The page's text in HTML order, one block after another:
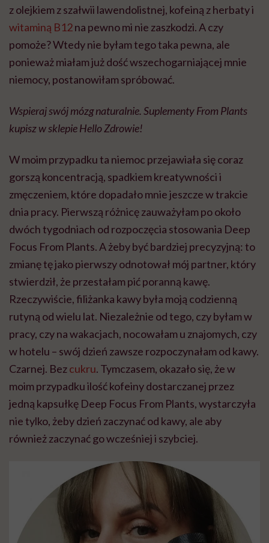
z olejkiem z szałwii lawendolistnej, kofeiną z herbaty i
witaminą B12na pewno mi nie zaszkodzi. A czy
pomoże? Wtedy nie byłam tego taka pewna, ale
ponieważ miałam już dość wszechogarniającej mnie
niemocy, postanowiłam spróbować.
Wspieraj swój mózg naturalnie. Suplementy From Plants
kupisz w sklepie Hello Zdrowie!
W moim przypadku ta niemoc przejawiała się coraz
gorszą koncentracją, spadkiem kreatywności i
zmęczeniem, które dopadało mnie jeszcze w trakcie
dnia pracy. Pierwszą różnicę zauważyłam po około
dwóch tygodniach od rozpoczęcia stosowania Deep
Focus From Plants. A żeby być bardziej precyzyjną: to
zmianę tę jako pierwszy odnotował mój partner, który
stwierdził, że przestałam pić poranną kawę.
Rzeczywiście, filiżanka kawy była moją codzienną
rutyną od wielu lat. Niezależnie od tego, czy byłam w
pracy, czy na wakacjach, nocowałam u znajomych, czy
w hotelu – swój dzień zawsze rozpoczynałam od kawy.
Czarnej. Bezcukru. Tymczasem, okazało się, że w
moim przypadku ilość kofeiny dostarczanej przez
jedną kapsułkę Deep Focus From Plants, wystarczyła
nie tylko, żeby dzień zaczynać od kawy, ale aby
również zaczynać go wcześniej i szybciej.